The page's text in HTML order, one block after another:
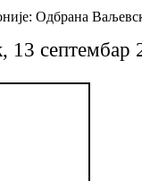
Oдбранa
13 септембар